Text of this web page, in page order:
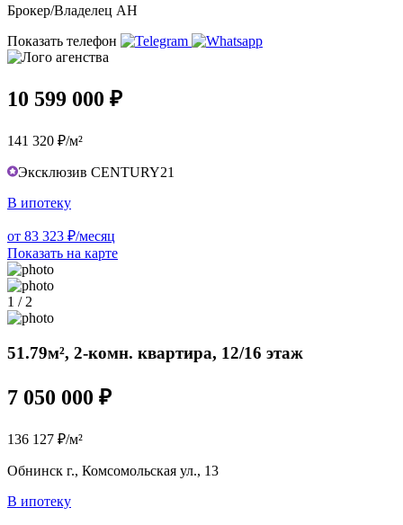
Брокер/Владелец АН
Показать телефон
10 599 000 ₽
141 320 ₽/м²
Эксклюзив CENTURY21
В ипотеку
от 83 323 ₽/месяц
Показать на карте
1 / 2
51.79м², 2-комн. квартира, 12/16 этаж
7 050 000 ₽
136 127 ₽/м²
Обнинск г., Комсомольская ул., 13
В ипотеку